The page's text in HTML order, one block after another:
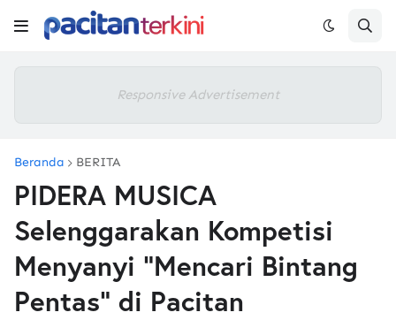
Responsive Advertisement
Beranda BERITA
PIDERA MUSICA
Selenggarakan Kompetisi
Menyanyi “Mencari Bintang
Pentas” di Pacitan